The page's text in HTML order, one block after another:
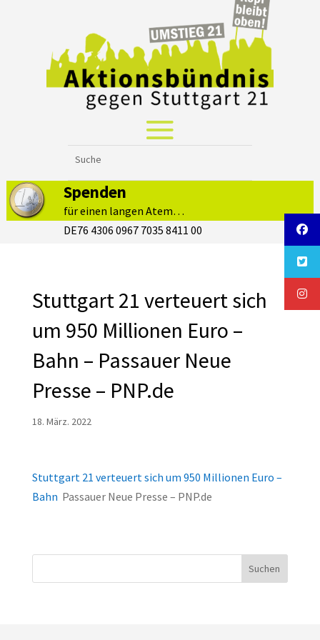
Spenden
für einen langen Atem…
DE76 4306 0967 7035 8411 00
Stuttgart 21 verteuert sich
um 950 Millionen Euro –
Bahn – Passauer Neue
Presse – PNP.de
18. März. 2022
Stuttgart 21 verteuert sich um 950 Millionen Euro –
Bahn Passauer Neue Presse – PNP.de
Suchen